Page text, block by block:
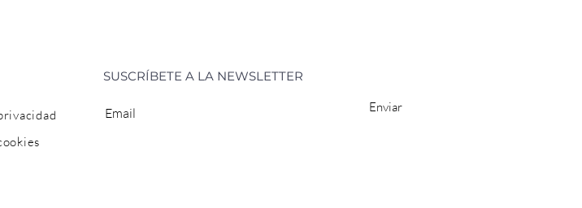
SUSCRÍBETE A LA NEWSLETTER
Enviar